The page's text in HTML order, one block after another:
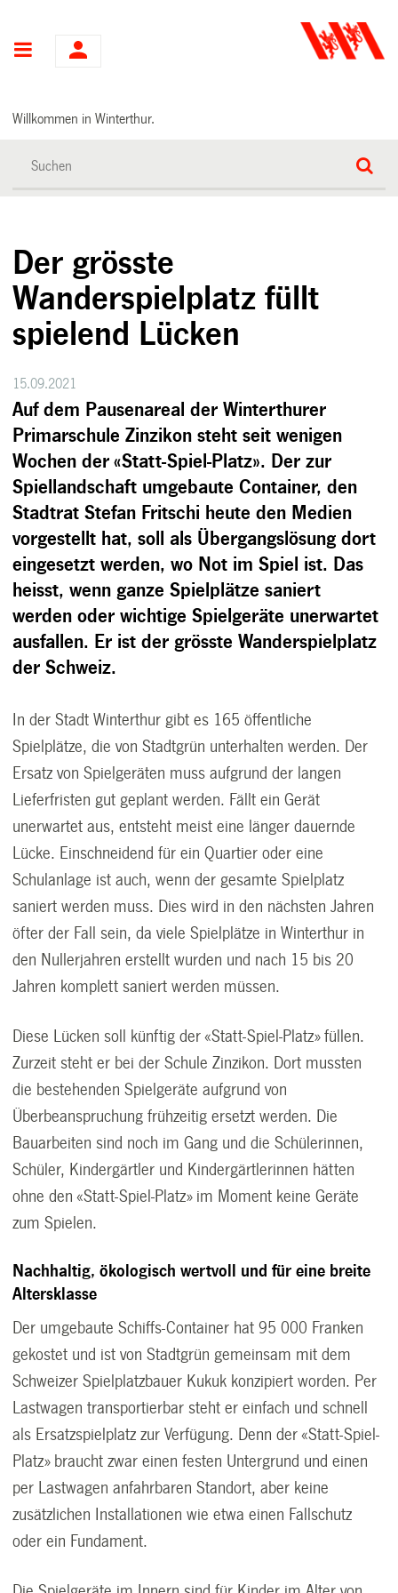
Hauptnavigation
Willkommen in Winterthur.
Der grösste
Wanderspielplatz füllt
spielend Lücken
15.09.2021
Auf dem Pausenareal der Winterthurer
Primarschule Zinzikon steht seit wenigen
Wochen der «Statt-Spiel-Platz». Der zur
Spiellandschaft umgebaute Container, den
Stadtrat Stefan Fritschi heute den Medien
vorgestellt hat, soll als Übergangslösung dort
eingesetzt werden, wo Not im Spiel ist. Das
heisst, wenn ganze Spielplätze saniert
werden oder wichtige Spielgeräte unerwartet
ausfallen. Er ist der grösste Wanderspielplatz
der Schweiz.
In der Stadt Winterthur gibt es 165 öffentliche
Spielplätze, die von Stadtgrün unterhalten werden. Der
Ersatz von Spielgeräten muss aufgrund der langen
Lieferfristen gut geplant werden. Fällt ein Gerät
unerwartet aus, entsteht meist eine länger dauernde
Lücke. Einschneidend für ein Quartier oder eine
Schulanlage ist auch, wenn der gesamte Spielplatz
saniert werden muss. Dies wird in den nächsten Jahren
öfter der Fall sein, da viele Spielplätze in Winterthur in
den Nullerjahren erstellt wurden und nach 15 bis 20
Jahren komplett saniert werden müssen.
Diese Lücken soll künftig der «Statt-Spiel-Platz» füllen.
Zurzeit steht er bei der Schule Zinzikon. Dort mussten
die bestehenden Spielgeräte aufgrund von
Überbeanspruchung frühzeitig ersetzt werden. Die
Bauarbeiten sind noch im Gang und die Schülerinnen,
Schüler, Kindergärtler und Kindergärtlerinnen hätten
ohne den «Statt-Spiel-Platz» im Moment keine Geräte
zum Spielen.
Nachhaltig, ökologisch wertvoll und für eine breite
Altersklasse
Der umgebaute Schiffs-Container hat 95 000 Franken
gekostet und ist von Stadtgrün gemeinsam mit dem
Schweizer Spielplatzbauer Kukuk konzipiert worden. Per
Lastwagen transportierbar steht er einfach und schnell
als Ersatzspielplatz zur Verfügung. Denn der «Statt-Spiel-
Platz» braucht zwar einen festen Untergrund und einen
per Lastwagen anfahrbaren Standort, aber keine
zusätzlichen Installationen wie etwa einen Fallschutz
oder ein Fundament.